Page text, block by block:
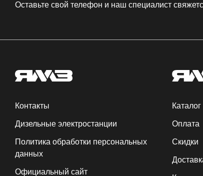
Оставьте свой телефон и наш специалист
Контакты
Дизельные электростанции
Политика обработки персональных
данных
Официальный сайт
Каталог
Оплата
Скидки